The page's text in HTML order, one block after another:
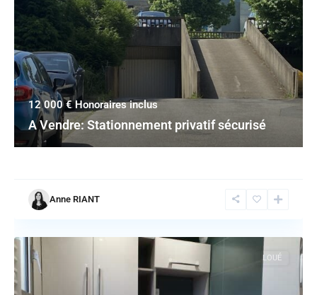
12 000 €Honoraires inclus
A Vendre: Stationnement privatif sécurisé
Anne RIANT
LOUÉ